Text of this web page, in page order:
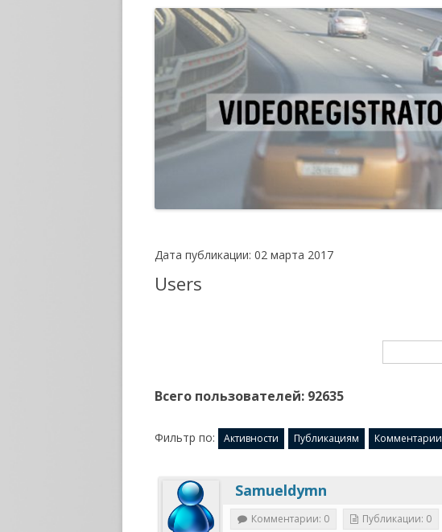
Дата публикации: 02 марта 2017
Users
Всего пользователей: 92635
Фильтр по: Активности Публикациям Комментарии
Samueldymn
Комментарии: 0 Публикации: 0